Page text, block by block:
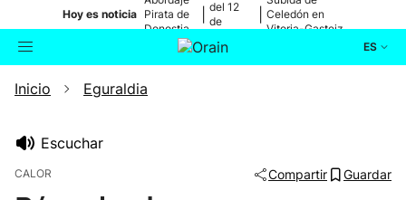
Hoy es noticia Pirata de
Donostia
del 12
de
Celedón en
Vitoria-Gasteiz
ES
Buscador
Inicio Eguraldia
Escuchar
CALOR Compartir Guardar